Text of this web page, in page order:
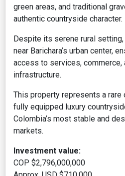
green areas, and traditional
authentic countryside character.
Despite its serene rural
near Barichara’s urban center,
access to services, commerce,
infrastructure.
This property represents a rare
fully equipped luxury
Colombia’s most stable and
markets.
Investment value:
COP $2,796,000,000